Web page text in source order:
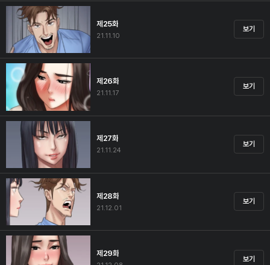
제25화
21.11.10
보기
제26화
21.11.17
보기
제27화
21.11.24
보기
제28화
21.12.01
보기
제29화
보기